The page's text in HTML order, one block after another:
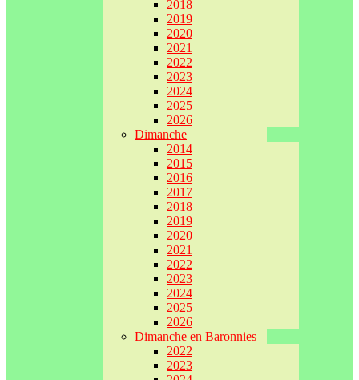
2018
2019
2020
2021
2022
2023
2024
2025
2026
Dimanche
2014
2015
2016
2017
2018
2019
2020
2021
2022
2023
2024
2025
2026
Dimanche en Baronnies
2022
2023